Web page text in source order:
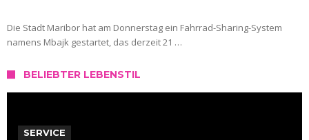
Die Stadt Maribor hat am Donnerstag ein Fahrrad-Sharing-System
namens Mbajk gestartet, das derzeit 21 …
BELIEBTER LEBENSTIL
SERVICE